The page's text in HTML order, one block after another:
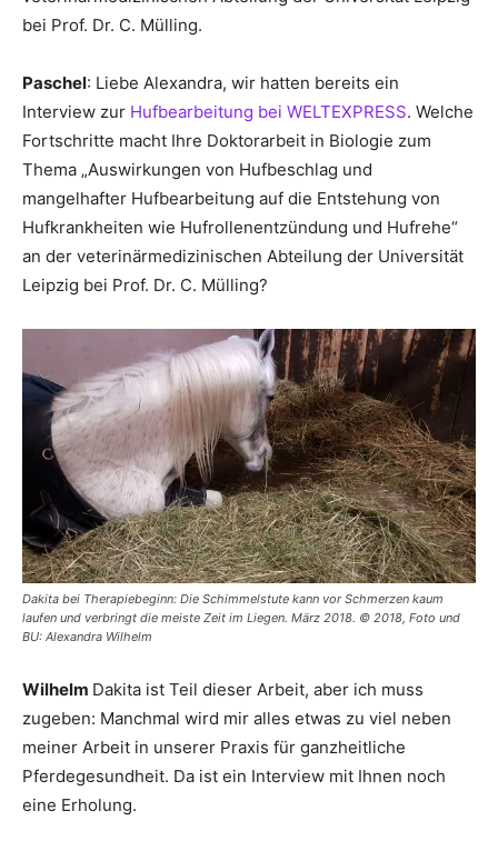
bei Prof. Dr. C. Mülling.
Paschel: Liebe Alexandra, wir hatten bereits ein
Interview zur Hufbearbeitung bei WELTEXPRESS. Welche
Fortschritte macht Ihre Doktorarbeit in Biologie zum
Thema „Auswirkungen von Hufbeschlag und
mangelhafter Hufbearbeitung auf die Entstehung von
Hufkrankheiten wie Hufrollenentzündung und Hufrehe“
an der veterinärmedizinischen Abteilung der Universität
Leipzig bei Prof. Dr. C. Mülling?
Dakita bei Therapiebeginn: Die Schimmelstute kann vor Schmerzen kaum
laufen und verbringt die meiste Zeit im Liegen. März 2018. © 2018, Foto und
BU: Alexandra Wilhelm
Wilhelm Dakita ist Teil dieser Arbeit, aber ich muss
zugeben: Manchmal wird mir alles etwas zu viel neben
meiner Arbeit in unserer Praxis für ganzheitliche
Pferdegesundheit. Da ist ein Interview mit Ihnen noch
eine Erholung.